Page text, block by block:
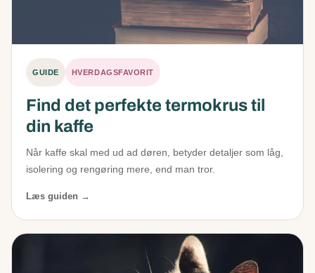
GUIDE HVERDAGSFAVORIT
Find det perfekte termokrus til
din kaffe
Når kaffe skal med ud ad døren, betyder detaljer som låg,
isolering og rengøring mere, end man tror.
Læs guiden →